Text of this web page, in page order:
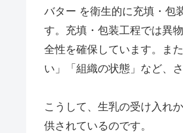
バター を衛生的に充填・包
す。充填・包装工程では異
全性を確保しています。ま
い」「組織の状態」など、
こうして、生乳の受け入れ
供されているのです。